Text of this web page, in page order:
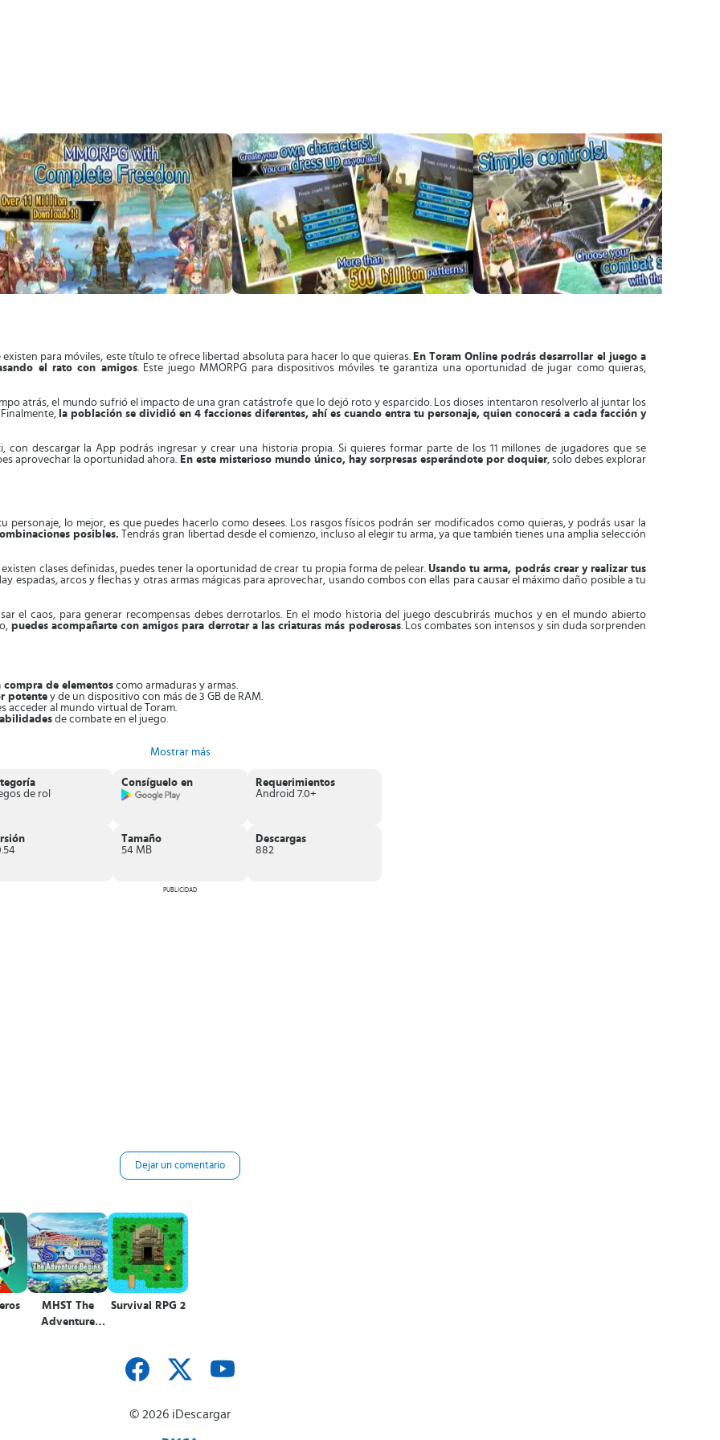
para móviles, este título te ofrece libertad absoluta para hacer lo que quieras. En Toram Online podrás desarrollar el juego a
el rato con amigos. Este juego MMORPG para dispositivos móviles te garantiza una oportunidad de jugar como quieras,
atrás, el mundo sufrió el impacto de una gran catástrofe que lo dejó roto y esparcido. Los dioses intentaron resolverlo al juntar los
la población se dividió en 4 facciones diferentes, ahí es cuando entra tu personaje, quien conocerá a cada facción y
con descargar la App podrás ingresar y crear una historia propia. Si quieres formar parte de los 11 millones de jugadores que se
aprovechar la oportunidad ahora. En este misterioso mundo único, hay sorpresas esperándote por doquier, solo debes explorar
personaje, lo mejor, es que puedes hacerlo como desees. Los rasgos físicos podrán ser modificados como quieras, y podrás usar la
posibles.
Tendrás gran libertad desde el comienzo, incluso al elegir tu arma, ya que también tienes una amplia selección
clases definidas, puedes tener la oportunidad de crear tu propia forma de pelear.Usando tu arma, podrás crear y realizar tus
espadas, arcos y flechas y otras armas mágicas para aprovechar, usando combos con ellas para causar el máximo daño posible a tu
el caos, para generar recompensas debes derrotarlos. En el modo historia del juego descubrirás muchos y en el mundo abierto
puedes acompañarte con amigos para derrotar a las criaturas más poderosas. Los combates son intensos y sin duda sorprenden
compra de elementos como armaduras y armas.
potente y de un dispositivo con más de 3 GB de RAM.
acceder al mundo virtual de Toram.
de combate en el juego.
Mostrar más
de rol
Consíguelo en
Requerimientos
Android 7.0+
Tamaño
54 MB
Descargas
882
PUBLICIDAD
Dejar un comentario
MHST The
Adventure
Survival RPG 2
© 2026 iDescargar